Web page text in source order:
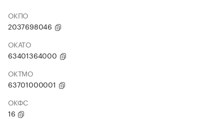
ОКПО
2037698046
ОКАТО
63401364000
ОКТМО
63701000001
ОКФС
16